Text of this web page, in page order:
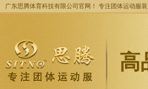
广东思腾体育科技有限公司官网！ 专注团体运动服
高